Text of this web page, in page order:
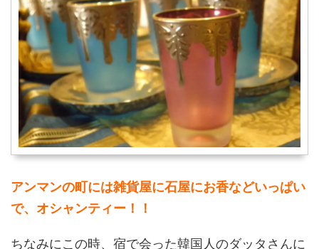
アンマンの町には雑貨屋に石屋にお香などいっぱい
で、オシャンティー！！
ちなみにこの時、宿で会った韓国人のダッタさんに